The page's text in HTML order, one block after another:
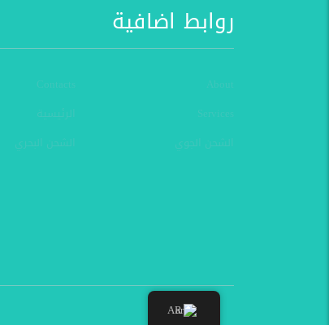
روابط اضافية
About
Contacts
Services
الرئيسية
الشحن الجوي
الشحن البحري
AR